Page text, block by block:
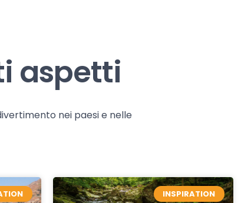
aspetti
nei paesi e nelle
INSPIRATION